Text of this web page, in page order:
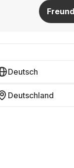
Deutsch
Deutschland